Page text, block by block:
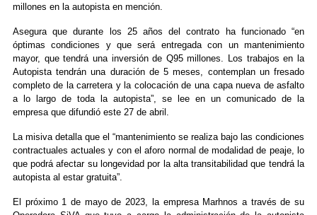
millones en la autopista en mención.
Asegura que durante los 25 años del contrato ha funcionado “en
óptimas condiciones y que será entregada con un mantenimiento
mayor, que tendrá una inversión de Q95 millones. Los trabajos en la
Autopista tendrán una duración de 5 meses, contemplan un fresado
completo de la carretera y la colocación de una capa nueva de asfalto
a lo largo de toda la autopista”, se lee en un comunicado de la
empresa que difundió este 27 de abril.
La misiva detalla que el “mantenimiento se realiza bajo las condiciones
contractuales actuales y con el aforo normal de modalidad de peaje, lo
que podrá afectar su longevidad por la alta transitabilidad que tendrá la
autopista al estar gratuita”.
El próximo 1 de mayo de 2023, la empresa Marhnos a través de su